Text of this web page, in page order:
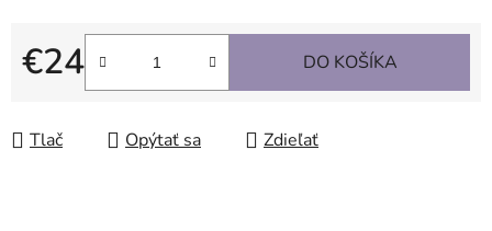
€24
Jednotková cena:
DO KOŠÍKA
Tlač Opýtať sa Zdieľať